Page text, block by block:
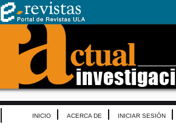
INICIO ACERCA DE INICIAR SESIÓN